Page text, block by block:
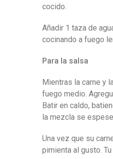
cocido.
Añadir 1 taza de
cocinando a fuego
Para la salsa
Mientras la carne y
fuego medio.
Batir en caldo,
la mezcla se
Una vez que su
pimienta al gusto.